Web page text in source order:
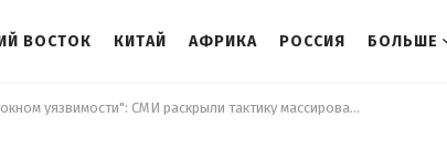
ВОСТОК КИТАЙ АФРИКА РОССИЯ БОЛЬШЕ
Россия пользуется "окном уязвимости": СМИ раскрыли тактику массированных атак по Украине